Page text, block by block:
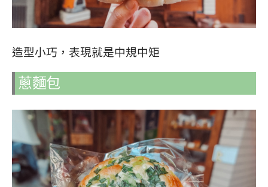
造型小巧，表現就是中規中矩
蔥麵包